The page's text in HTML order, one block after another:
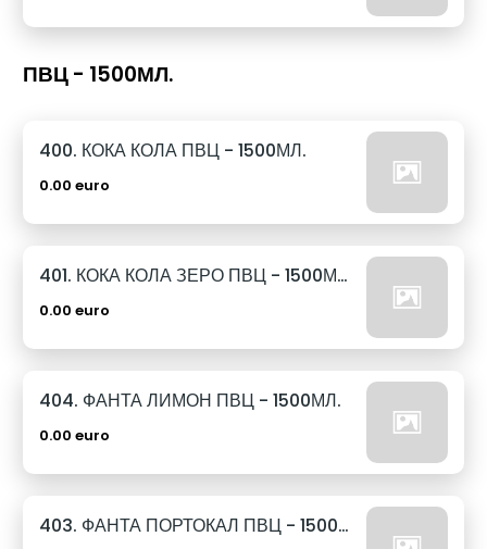
ПВЦ - 1500МЛ.
400. КОКА КОЛА ПВЦ - 1500МЛ.
0.00 euro
401. КОКА КОЛА ЗЕРО ПВЦ - 1500МЛ.
0.00 euro
404. ФАНТА ЛИМОН ПВЦ - 1500МЛ.
0.00 euro
403. ФАНТА ПОРТОКАЛ ПВЦ - 1500МЛ.